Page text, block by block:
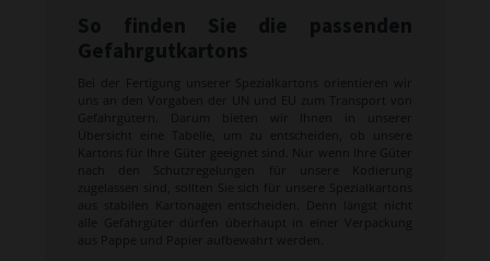
So finden Sie die passenden
Gefahrgutkartons
Bei der Fertigung unserer Spezialkartons orientieren wir
uns an den Vorgaben der UN und EU zum Transport von
Gefahrgütern. Darum bieten wir Ihnen in unserer
Übersicht eine Tabelle, um zu entscheiden, ob unsere
Kartons für Ihre Güter geeignet sind. Nur wenn Ihre Güter
nach den Schutzregelungen für unsere Kodierung
zugelassen sind, sollten Sie sich für unsere Spezialkartons
aus stabilen Kartonagen entscheiden. Denn längst nicht
alle Gefahrgüter dürfen überhaupt in einer Verpackung
aus Pappe und Papier aufbewahrt werden.